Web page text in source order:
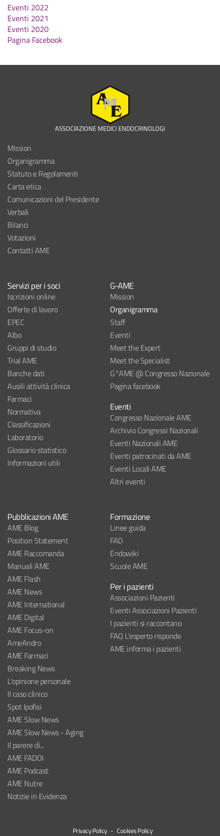
Eventi 2022
Eventi 2021
Eventi 2020
Pagina Facebook
ASSOCIAZIONE MEDICI ENDOCRINOLOGI
Mission
Organigramma
Statuto e Regolamenti
Carta etica
Comunicazioni del Presidente
Verbali
Bilanci
Votazioni
Contatti AME
Servizi per i soci
Iscrizioni online
Offerte di lavoro
EPEC
Albo
Gruppi di studio
Trial AME
Banche dati
Ausili attività clinica
Farmaci
Normativa
Classificazioni
Laboratorio
Glossario statistico
Informazioni utili
G-AME
Mission
Organigramma
Staff
Eventi
Meet the Expert
Meet the Specialist
G°AME @ Congresso Nazionale
Pagina facebook
Eventi
Congresso Nazionale AME
Archivio Congressi Nazionali
Eventi Nazionali AME
Eventi patrocinati da AME
Eventi Locali AME
Altri eventi
Pubblicazioni AME
AME Blog
Position Statement
AME Raccomanda
Manuali AME
AME Flash
AME News
AME International
AME Digital
AME Focus-on
AmeAndro
AME Farmaci
Breaking News
L'opinione personale
Il caso clinico
Spot Ipofisi
AME Slow News
AME Slow News - Aging
Il parere di...
AME FADOI
AME Podcast
AME Nutre
Notizie in Evidenza
Formazione
Linee guida
FAD
Endowiki
Scuole AME
Per i pazienti
Associazioni Pazienti
Eventi Associazioni Pazienti
I pazienti si raccontano
FAQ L'esperto risponde
AME informa i pazienti
Privacy Policy-Cookies Policy